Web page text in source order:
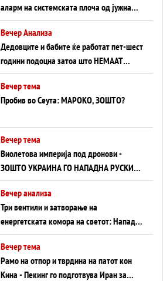
аларм на системската плоча од јужна
Германија до Црното Море...
Вечер Анализа
Дедовците и бабите ќе работат пет-шест
години подоцна затоа што НЕМААТ
ВНУЦИ ДА ГИ ЗАМЕНАТ
Вечер тема
Пробив во Сеута: МАРОКО, ЗОШТО?
Вечер тема
Виолетова империја под дронови -
ЗОШТО УКРАИНА ГО НАПАДНА РУСКИОТ
WILDBERRIES
Вечер анализа
Три вентили и затворање на
енергетската комора на светот: Нападот
во Суец најавува глобален енергетски
инфаркт?
Вечер тема
Рамо на отпор и тврдина на патот кон
Кина - Пекинг го подготвува Иран за